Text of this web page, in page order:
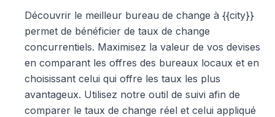
Découvrir le meilleur bureau de change à {{city}}
permet de bénéficier de taux de change
concurrentiels. Maximisez la valeur de vos devises
en comparant les offres des bureaux locaux et en
choisissant celui qui offre les taux les plus
avantageux. Utilisez notre outil de suivi afin de
comparer le taux de change réel et celui appliqué